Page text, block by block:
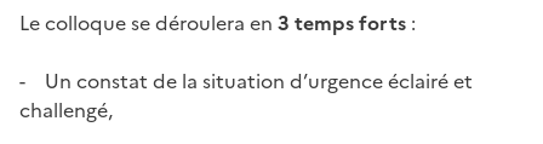
Le colloque se déroulera en 3 temps forts :
- Un constat de la situation d’urgence éclairé et
challengé,